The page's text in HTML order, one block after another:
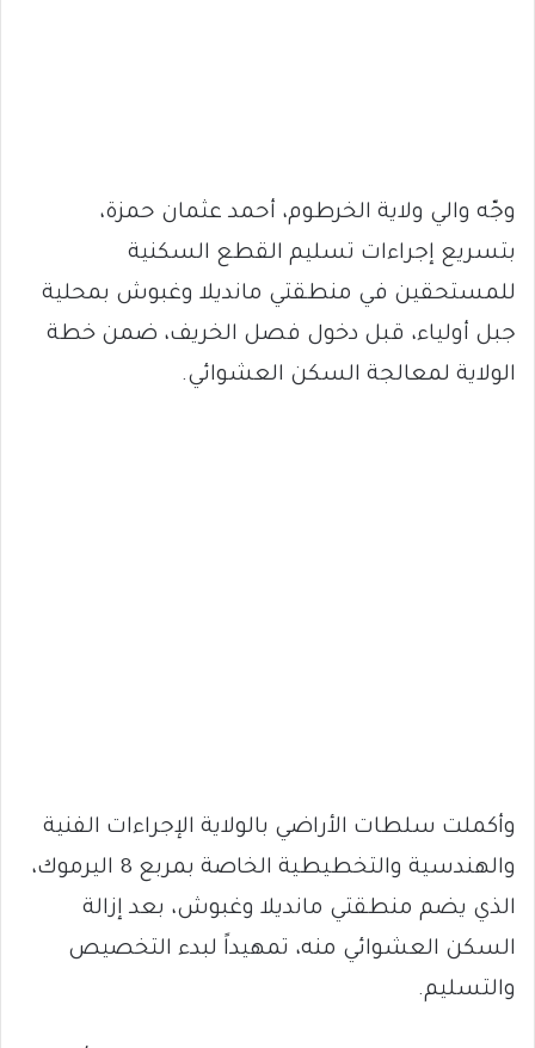
وجّه والي ولاية الخرطوم، أحمد عثمان حمزة،
بتسريع إجراءات تسليم القطع السكنية
للمستحقين في منطقتي مانديلا وغبوش بمحلية
جبل أولياء، قبل دخول فصل الخريف، ضمن خطة
الولاية لمعالجة السكن العشوائي.
وأكملت سلطات الأراضي بالولاية الإجراءات الفنية
والهندسية والتخطيطية الخاصة بمربع 8 اليرموك،
الذي يضم منطقتي مانديلا وغبوش، بعد إزالة
السكن العشوائي منه، تمهيداً لبدء التخصيص
والتسليم.